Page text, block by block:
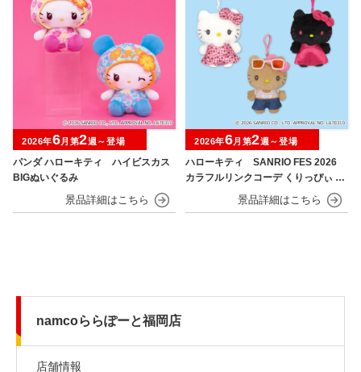
パンダ ハローキティ ハイビスカス
BIGぬいぐるみ
2026年6月第2週～登場
ハローキティ SANRIO FES 2026
カラフルリンクコーデ くりっぴぃ ぬ
2026年6月第2週～登場
namcoららぽーと福岡店
店舗情報